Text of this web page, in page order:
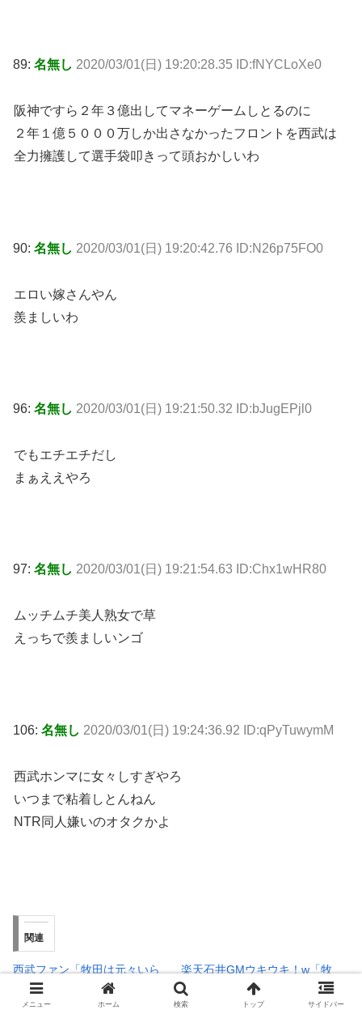
89: 名無し 2020/03/01(日) 19:20:28.35 ID:fNYCLoXe0
阪神ですら２年３億出してマネーゲームしとるのに
２年１億５０００万しか出さなかったフロントを西武は
全力擁護して選手袋叩きって頭おかしいわ
90: 名無し 2020/03/01(日) 19:20:42.76 ID:N26p75FO0
エロい嫁さんやん
羨ましいわ
96: 名無し 2020/03/01(日) 19:21:50.32 ID:bJugEPjl0
でもエチエチだし
まぁええやろ
97: 名無し 2020/03/01(日) 19:21:54.63 ID:Chx1wHR80
ムッチムチ美人熟女で草
えっちで羨ましいンゴ
106: 名無し 2020/03/01(日) 19:24:36.92 ID:qPyTuwymM
西武ホンマに女々しすぎやろ
いつまで粘着しとんねん
NTR同人嫌いのオタクかよ
関連
西武ファン「牧田は元々いら
ないよ」
2019年11月27日
楽天石井GMウキウキ！w「牧
田くんが来てくれたらどこに
フィットするか考えたい」
メニュー ホーム 検索 トップ サイドバー